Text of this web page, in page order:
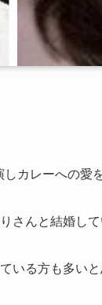
カレーへの愛
さんと結婚して
いる方も多いと